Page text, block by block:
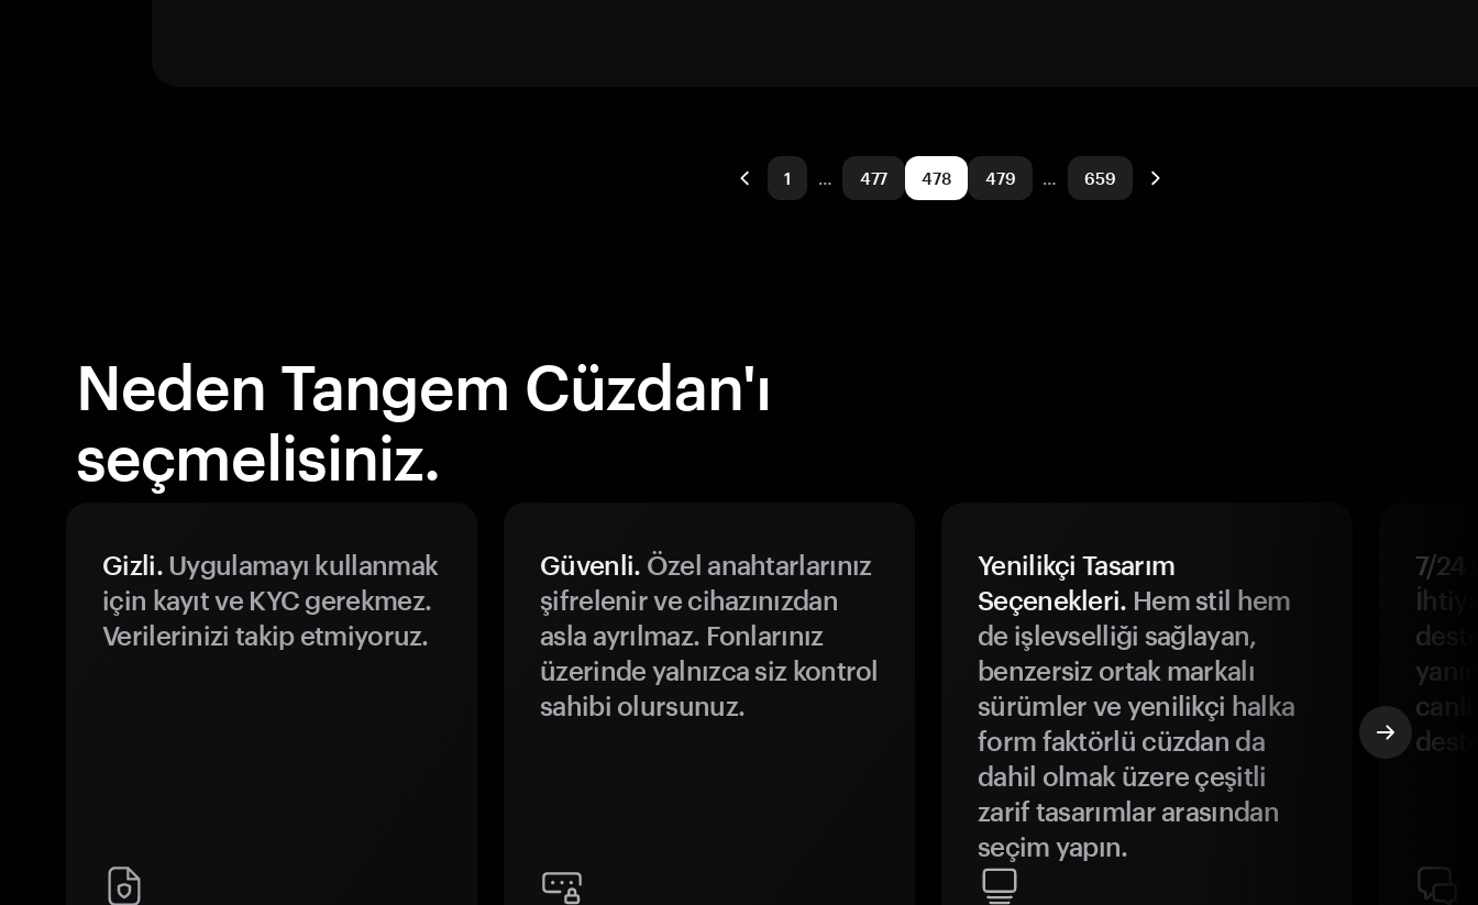
1 … 477 478 479 … 659
Neden Tangem Cüzdan'ı
seçmelisiniz.
Gizli.Uygulamayı kullanmak
için kayıt ve KYC gerekmez.
Verilerinizi takip etmiyoruz.
Güvenli. Özel anahtarlarınız
şifrelenir ve cihazınızdan
asla ayrılmaz. Fonlarınız
üzerinde yalnızca siz kontrol
sahibi olursunuz.
Yenilikçi Tasarım
Seçenekleri. Hem stil hem
de işlevselliği sağlayan,
benzersiz ortak markalı
sürümler ve yenilikçi halka
form faktörlü cüzdan da
dahil olmak üzere çeşitli
zarif tasarımlar arasından
seçim yapın.
7/24